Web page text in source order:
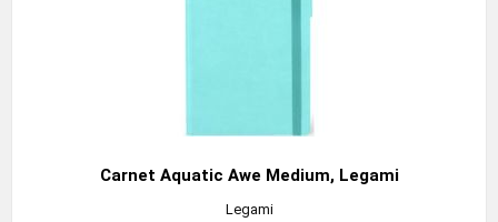
Carnet Aquatic Awe Medium, Legami
Legami